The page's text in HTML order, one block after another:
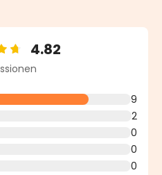
von 4.82 von 5 Sternen
4.82
9
2
0
0
0